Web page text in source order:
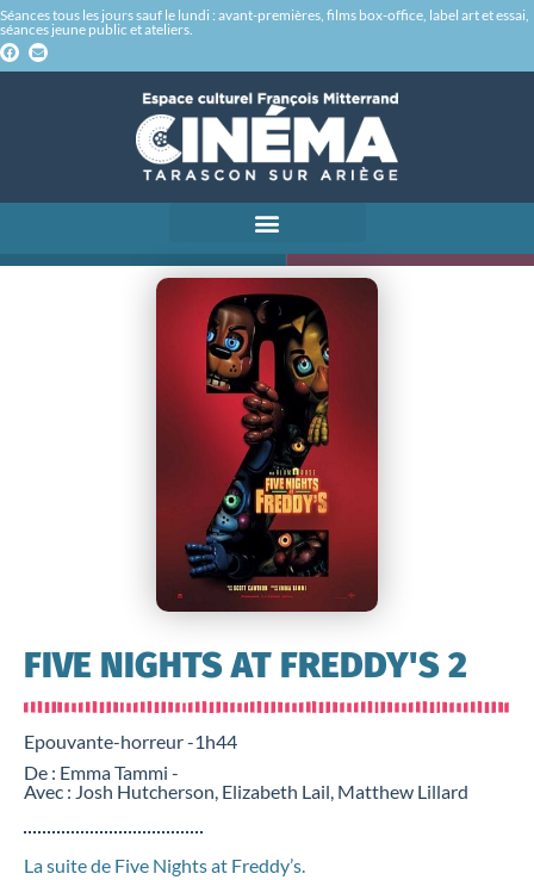
Séances tous les jours sauf le lundi : avant-premières, films box-office, label art et essai,
séances jeune public et ateliers.
FIVE NIGHTS AT FREDDY'S 2
Epouvante-horreur -1h44
De : Emma Tammi -
Avec : Josh Hutcherson, Elizabeth Lail, Matthew Lillard
La suite de Five Nights at Freddy’s.